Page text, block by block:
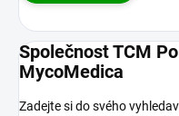
Společnost TCM
MycoMedica
Zadejte si do svého